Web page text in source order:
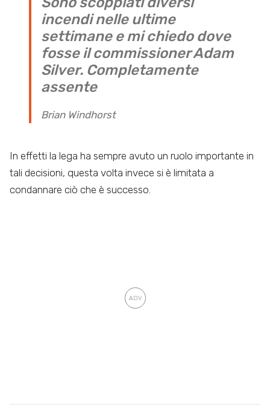
incendi nelle ultime
settimane e mi chiedo dove
fosse il commissioner Adam
Silver. Completamente
assente
Brian Windhorst
In effetti la lega ha sempre avuto un ruolo importante in
tali decisioni, questa volta invece si è limitata a
condannare ciò che è successo.